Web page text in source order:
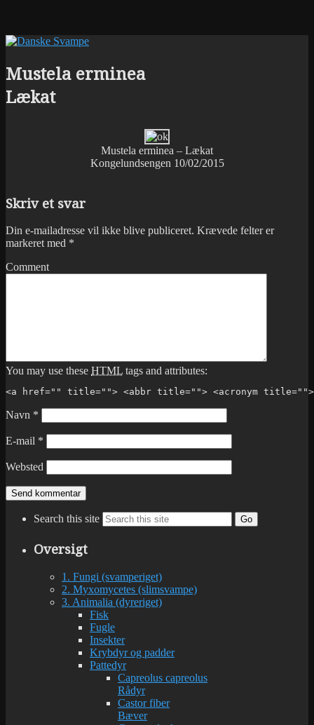
Mustela erminea
Lækat
Mustela erminea – Lækat
Kongelundsengen 10/02/2015
Skriv et svar
Din e-mailadresse vil ikke blive publiceret. Krævede felter er
markeret med *
Comment
You may use these HTML tags and attributes:
<a href="" title=""> <abbr title=""> <acronym title="">
Navn *
E-mail *
Websted
Search this site Go
Oversigt
1. Fungi (svamperiget)
2. Myxomycetes (slimsvampe)
3. Animalia (dyreriget)
Fisk
Fugle
Insekter
Krybdyr og padder
Pattedyr
Capreolus capreolus
Rådyr
Castor fiber
Bæver